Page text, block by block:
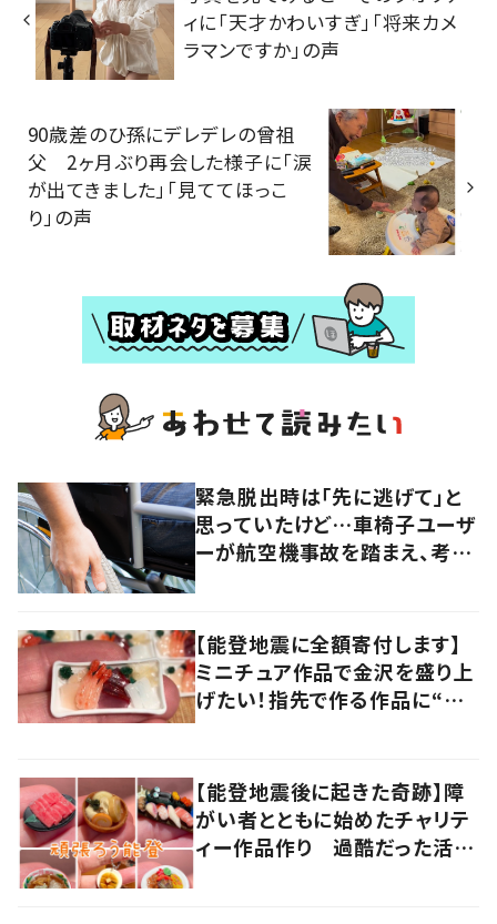
ィに「天才かわいすぎ」「将来カメ
ラマンですか」の声
90歳差のひ孫にデレデレの曾祖
父 2ヶ月ぶり再会した様子に「涙
が出てきました」「見ててほっこ
り」の声
緊急脱出時は「先に逃げて」と
思っていたけど…車椅子ユーザ
ーが航空機事故を踏まえ、考え
【能登地震に全額寄付します】
ミニチュア作品で金沢を盛り上
げたい！指先で作る作品に“込
【能登地震後に起きた奇跡】障
がい者とともに始めたチャリテ
ィー作品作り 過酷だった活動